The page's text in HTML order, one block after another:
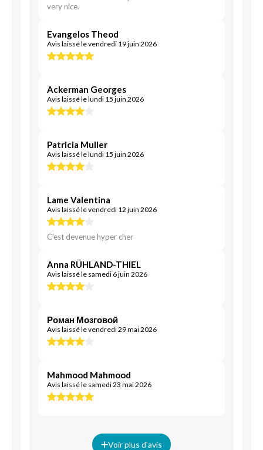
very nice.
Evangelos Theod
Avis laissé le vendredi 19 juin 2026
Ackerman Georges
Avis laissé le lundi 15 juin 2026
Patricia Muller
Avis laissé le lundi 15 juin 2026
Lame Valentina
Avis laissé le vendredi 12 juin 2026
C'est devenue hyper cher
Anna RÜHLAND-THIEL
Avis laissé le samedi 6 juin 2026
Роман Мозговой
Avis laissé le vendredi 29 mai 2026
Mahmood Mahmood
Avis laissé le samedi 23 mai 2026
Voir plus d'avis